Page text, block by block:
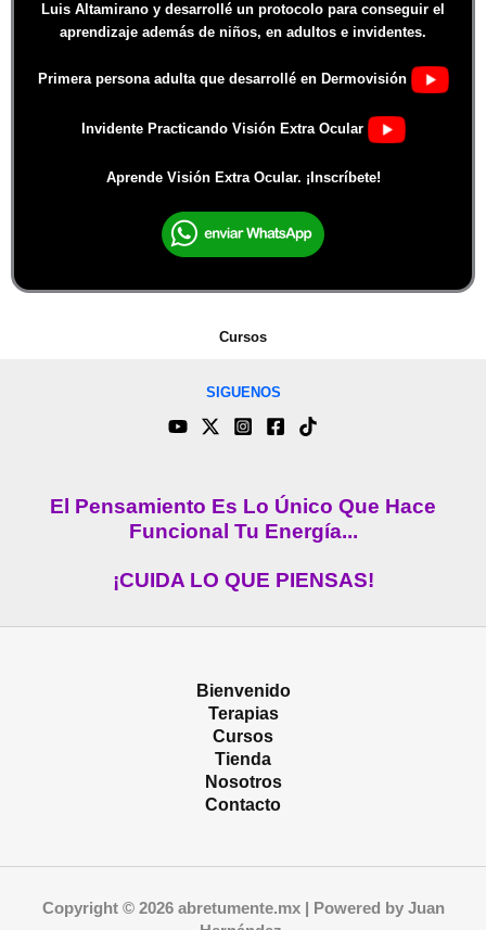
Luis Altamirano y desarrollé un protocolo para conseguir el
aprendizaje además de niños, en adultos e invidentes.
Primera persona adulta que desarrollé en Dermovisión
Invidente Practicando Visión Extra Ocular
Aprende Visión Extra Ocular. ¡Inscríbete!
Cursos
SIGUENOS
El Pensamiento Es Lo Único Que Hace
Funcional Tu Energía...
¡CUIDA LO QUE PIENSAS!
Bienvenido
Terapias
Cursos
Tienda
Nosotros
Contacto
Copyright © 2026 abretumente.mx | Powered by Juan